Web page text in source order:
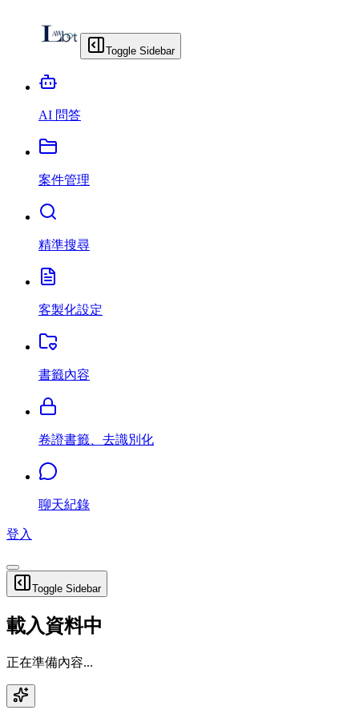
Toggle Sidebar
AI 問答
案件管理
精準搜尋
客製化設定
書籤內容
卷證書籤、去識別化
聊天紀錄
登入
Toggle Sidebar
載入資料中
正在準備內容...